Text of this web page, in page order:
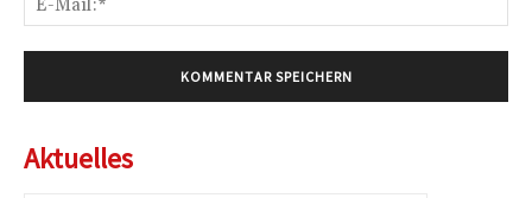
Aktuelles